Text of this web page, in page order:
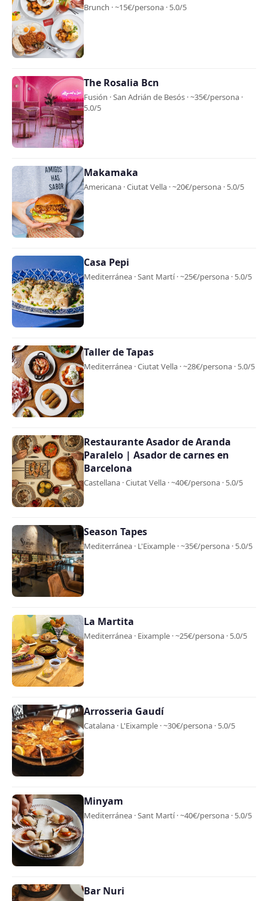
Brunch · ~15€/persona · 5.0/5
The Rosalia Bcn
Fusión · San Adrián de Besós · ~35€/persona ·
5.0/5
Makamaka
Americana · Ciutat Vella · ~20€/persona · 5.0/5
Casa Pepi
Mediterránea · Sant Martí · ~25€/persona · 5.0/5
Taller de Tapas
Mediterránea · Ciutat Vella · ~28€/persona · 5.0/5
Restaurante Asador de Aranda
Paralelo | Asador de carnes en
Barcelona
Castellana · Ciutat Vella · ~40€/persona · 5.0/5
Season Tapes
Mediterránea · L'Eixample · ~35€/persona · 5.0/5
La Martita
Mediterránea · Eixample · ~25€/persona · 5.0/5
Arrosseria Gaudí
Catalana · L'Eixample · ~30€/persona · 5.0/5
Minyam
Mediterránea · Sant Martí · ~40€/persona · 5.0/5
Bar Nuri